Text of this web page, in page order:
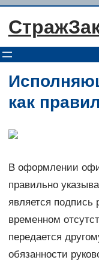
Перейти
как
В оформлении
правильно
является подпись
временном
передается
обязанности